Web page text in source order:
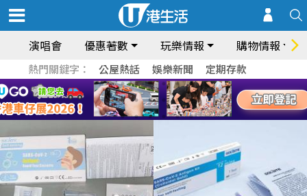
演唱會 優惠著數 玩樂情報 購物情報
熱門關鍵字： 公屋熱話 娛樂新聞 定期存款